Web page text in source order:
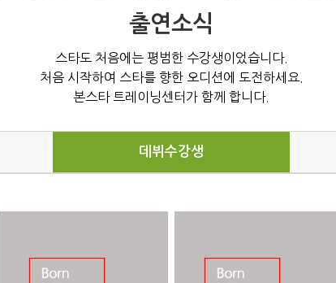
출연소식
스타도 처음에는 평범한 수강생이었습니다.
처음 시작하여 스타를 향한 오디션에 도전하세요.
본스타 트레이닝센터가 함께 합니다.
데뷔수강생